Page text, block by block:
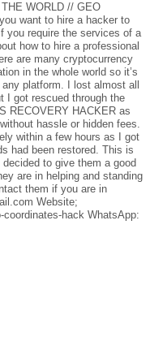
WORLD // GEO
want to hire a hacker to
you require the services of a
how to hire a professional
are many cryptocurrency
in the whole world so it’s
platform. I lost almost all
I got rescued through the
RECOVERY HACKER as
hassle or hidden fees.
within a few hours as I got
had been restored. This is
to give them a good
are in helping and standing
them if you are in
Website;
hack WhatsApp: